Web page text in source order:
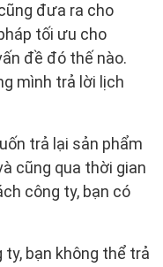
đưa ra cho
tối ưu cho
đề đó thế nào.
mình trả lời lịch
trả lại sản phẩm
cũng qua thời gian
công ty, bạn có
ty, bạn không thể trả